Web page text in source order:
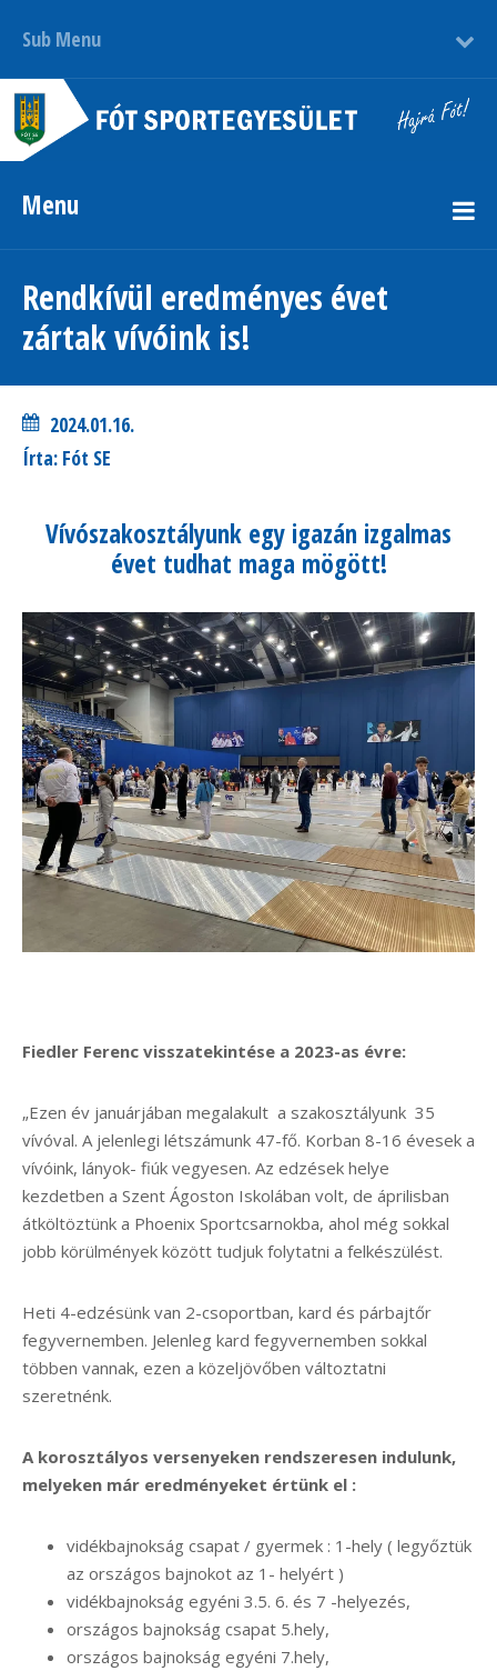
Sub Menu
Menu
Rendkívül eredményes évet
zártak vívóink is!
2024.01.16.
Írta: Fót SE
Vívószakosztályunk egy igazán izgalmas
évet tudhat maga mögött!
Fiedler Ferenc visszatekintése a 2023-as évre:
„Ezen év januárjában megalakult a szakosztályunk 35
vívóval. A jelenlegi létszámunk 47-fő. Korban 8-16 évesek a
vívóink, lányok- fiúk vegyesen. Az edzések helye
kezdetben a Szent Ágoston Iskolában volt, de áprilisban
átköltöztünk a Phoenix Sportcsarnokba, ahol még sokkal
jobb körülmények között tudjuk folytatni a felkészülést.
Heti 4-edzésünk van 2-csoportban, kard és párbajtőr
fegyvernemben. Jelenleg kard fegyvernemben sokkal
többen vannak, ezen a közeljövőben változtatni
szeretnénk.
A korosztályos versenyeken rendszeresen indulunk,
melyeken már eredményeket értünk el :
vidékbajnokság csapat / gyermek : 1-hely ( legyőztük
az országos bajnokot az 1- helyért )
vidékbajnokság egyéni 3.5. 6. és 7 -helyezés,
országos bajnokság csapat 5.hely,
országos bajnokság egyéni 7.hely,